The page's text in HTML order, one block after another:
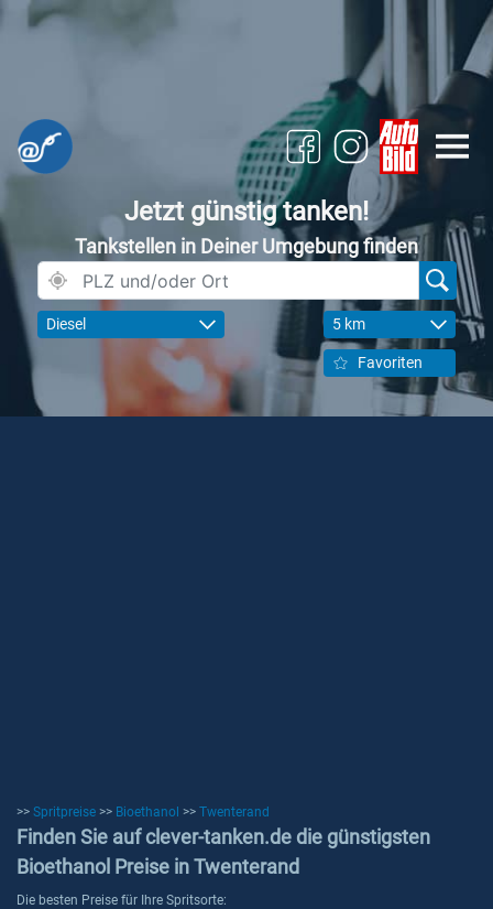
Jetzt günstig tanken!
Tankstellen in Deiner Umgebung finden
Diesel 5 km
Favoriten
>> Spritpreise >> Bioethanol >> Twenterand
Finden Sie auf clever-tanken.de die günstigsten
Bioethanol Preise in Twenterand
Die besten Preise für Ihre Spritsorte: